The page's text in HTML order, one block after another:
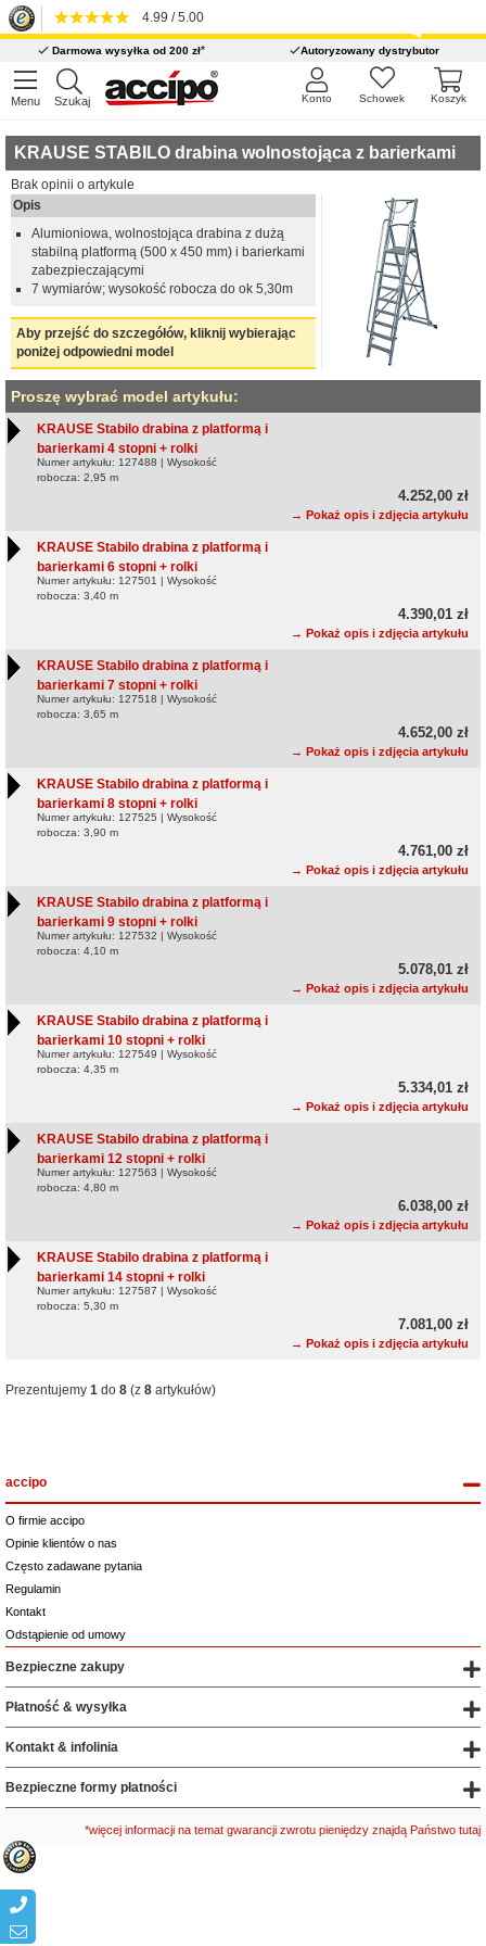
4.99 / 5.00
Darmowa wysyłka od 200 zł* Autoryzowany dystrybutor
Menu Szukaj Koszyk
Schowek
Konto
KRAUSE STABILO drabina wolnostojąca z barierkami
Brak opinii o artykule
Opis
Alumioniowa, wolnostojąca drabina z dużą
stabilną platformą (500 x 450 mm) i barierkami
zabezpieczającymi
7 wymiarów; wysokość robocza do ok 5,30m
Aby przejść do szczegółów, kliknij wybierając
poniżej odpowiedni model
Proszę wybrać model artykułu:
KRAUSE Stabilo drabina z platformą i
barierkami 4 stopni + rolki
Numer artykułu: 127488 | Wysokość
robocza: 2,95 m
4.252,00 zł
→ Pokaż opis i zdjęcia artykułu
KRAUSE Stabilo drabina z platformą i
barierkami 6 stopni + rolki
Numer artykułu: 127501 | Wysokość
robocza: 3,40 m
4.390,01 zł
→ Pokaż opis i zdjęcia artykułu
KRAUSE Stabilo drabina z platformą i
barierkami 7 stopni + rolki
Numer artykułu: 127518 | Wysokość
robocza: 3,65 m
4.652,00 zł
→ Pokaż opis i zdjęcia artykułu
KRAUSE Stabilo drabina z platformą i
barierkami 8 stopni + rolki
Numer artykułu: 127525 | Wysokość
robocza: 3,90 m
4.761,00 zł
→ Pokaż opis i zdjęcia artykułu
KRAUSE Stabilo drabina z platformą i
barierkami 9 stopni + rolki
Numer artykułu: 127532 | Wysokość
robocza: 4,10 m
5.078,01 zł
→ Pokaż opis i zdjęcia artykułu
KRAUSE Stabilo drabina z platformą i
barierkami 10 stopni + rolki
Numer artykułu: 127549 | Wysokość
robocza: 4,35 m
5.334,01 zł
→ Pokaż opis i zdjęcia artykułu
KRAUSE Stabilo drabina z platformą i
barierkami 12 stopni + rolki
Numer artykułu: 127563 | Wysokość
robocza: 4,80 m
6.038,00 zł
→ Pokaż opis i zdjęcia artykułu
KRAUSE Stabilo drabina z platformą i
barierkami 14 stopni + rolki
Numer artykułu: 127587 | Wysokość
robocza: 5,30 m
7.081,00 zł
→ Pokaż opis i zdjęcia artykułu
Prezentujemy 1 do 8 (z 8 artykułów)
accipo
O firmie accipo
Opinie klientów o nas
Często zadawane pytania
Regulamin
Kontakt
Odstąpienie od umowy
Bezpieczne zakupy
Płatność & wysyłka
Kontakt & infolinia
Bezpieczne formy płatności
*więcej informacji na temat gwarancji zwrotu pieniędzy znajdą Państwo tutaj